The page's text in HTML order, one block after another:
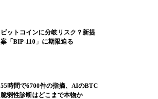
ビットコインに分岐リスク？新提
案「BIP-110」に期限迫る
55時間で6700件の指摘、AIのBTC
脆弱性診断はどこまで本物か